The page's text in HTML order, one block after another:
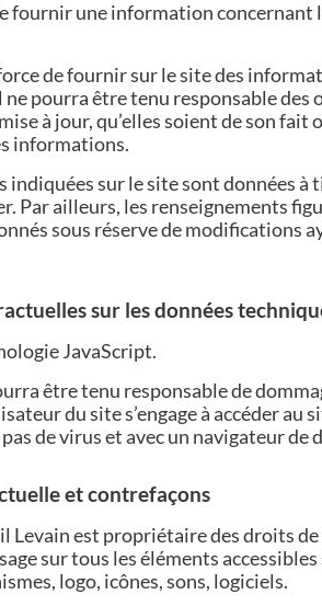
fournir une information concernant
de fournir sur le site des
pourra être tenu responsable des
à jour, qu’elles soient de son
informations.
indiquées sur le site sont données
Par ailleurs, les renseignements
sous réserve de modifications
sur les données
JavaScript.
être tenu responsable de
du site s’engage à accéder
de virus et avec un navigateur
et contrefaçons
Levain est propriétaire des droits
sur tous les éléments
logo, icônes, sons, logiciels.